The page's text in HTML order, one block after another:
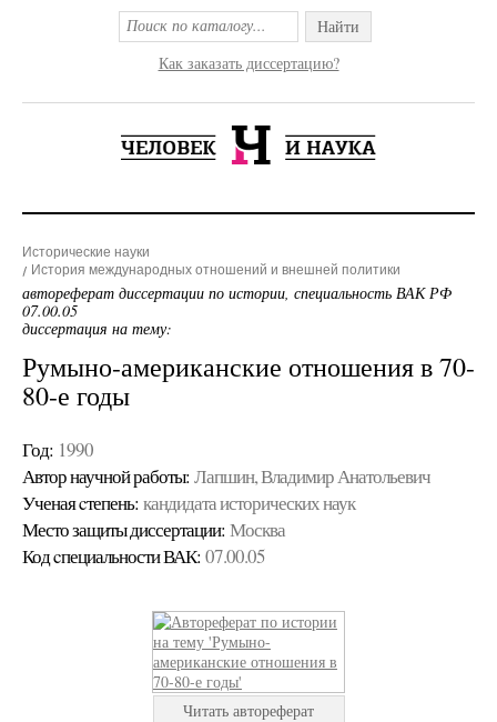
Найти
Как заказать диссертацию?
Исторические науки
История международных отношений и внешней политики
автореферат диссертации по истории, специальность ВАК РФ
07.00.05
диссертация на тему:
Румыно-американские отношения в 70-
80-е годы
Год: 1990
Автор научной работы: Лапшин, Владимир Анатольевич
Ученая cтепень: кандидата исторических наук
Место защиты диссертации: Москва
Код cпециальности ВАК: 07.00.05
Читать автореферат